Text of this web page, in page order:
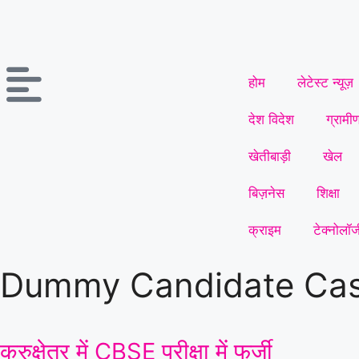
होम लेटेस्ट न्यूज़
देश विदेश
खेतीबाड़ी खेल
बिज़नेस शिक्षा
क्राइम
Dummy Candidate
कुरुक्षेत्र में CBSE परीक्षा में फर्जी